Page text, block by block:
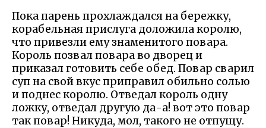
Пока парень прохлаждался на бережку,
корабельная прислуга доложила королю,
что привезли ему знаменитого повара.
Король позвал повара во дворец и
приказал готовить себе обед. Повар сварил
суп на свой вкус приправил обильно солью
и поднес королю. Отведал король одну
ложку, отведал другую да-а! вот это повар
так повар! Никуда, мол, такого не отпущу.